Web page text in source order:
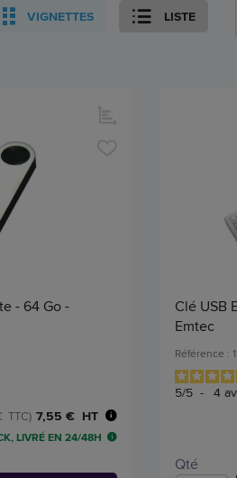
VIGNETTES LISTE
- 64 Go -
7,55 € HT
TTC)
LIVRÉ EN 24/48H
Clé USB
Emtec
Référence :
5/5 - 4
Qté